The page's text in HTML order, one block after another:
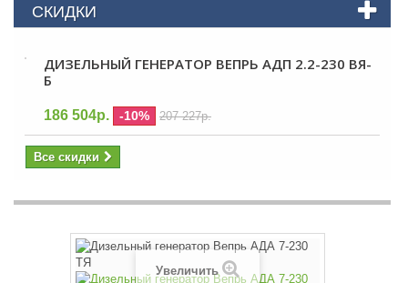
СКИДКИ
ДИЗЕЛЬНЫЙ ГЕНЕРАТОР ВЕПРЬ АДП 2.2-230 ВЯ-
Б
186 504р. -10% 207 227р.
Все скидки
Увеличить